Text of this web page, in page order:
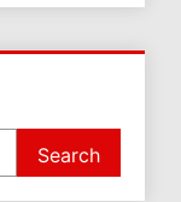
Search